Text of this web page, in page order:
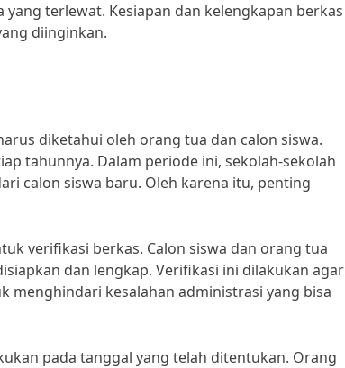
terlewat. Kesiapan dan kelengkapan berkas
diinginkan.
diketahui oleh orang tua dan calon siswa.
tahunnya. Dalam periode ini, sekolah-sekolah
calon siswa baru. Oleh karena itu, penting
verifikasi berkas. Calon siswa dan orang tua
dan lengkap. Verifikasi ini dilakukan agar
kesalahan administrasi yang bisa
pada tanggal yang telah ditentukan. Orang